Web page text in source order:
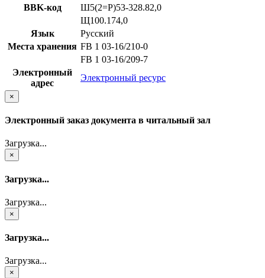
BBK-код
Ш5(2=Р)53-328.82,0
Щ100.174,0
Язык
Русский
Места хранения FB 1 03-16/210-0
FB 1 03-16/209-7
Электронный
адрес
Электронный ресурс
×
Электронный заказ документа в читальный зал
Загрузка...
×
Загрузка...
Загрузка...
×
Загрузка...
Загрузка...
×